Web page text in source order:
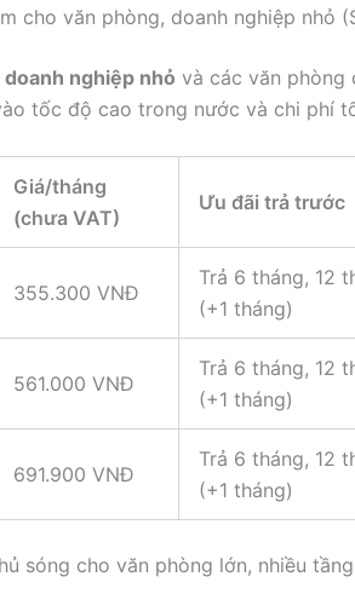
cho văn phòng, doanh nghiệp nhỏ
nghiệp nhỏ và các văn phòng
tốc độ cao trong nước và chi phí
Giá/tháng
(chưa VAT)
Ưu đãi trả trước
355.300 VNĐ
Trả 6 tháng, 12
(+1 tháng)
561.000 VNĐ
Trả 6 tháng, 12
(+1 tháng)
691.900 VNĐ
Trả 6 tháng, 12
(+1 tháng)
sóng cho văn phòng lớn, nhiều